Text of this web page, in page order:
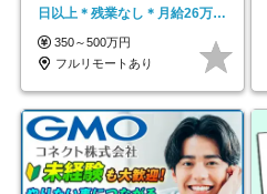
日以上＊残業なし＊月給26万円
以上
350～500万円
フルリモートあり